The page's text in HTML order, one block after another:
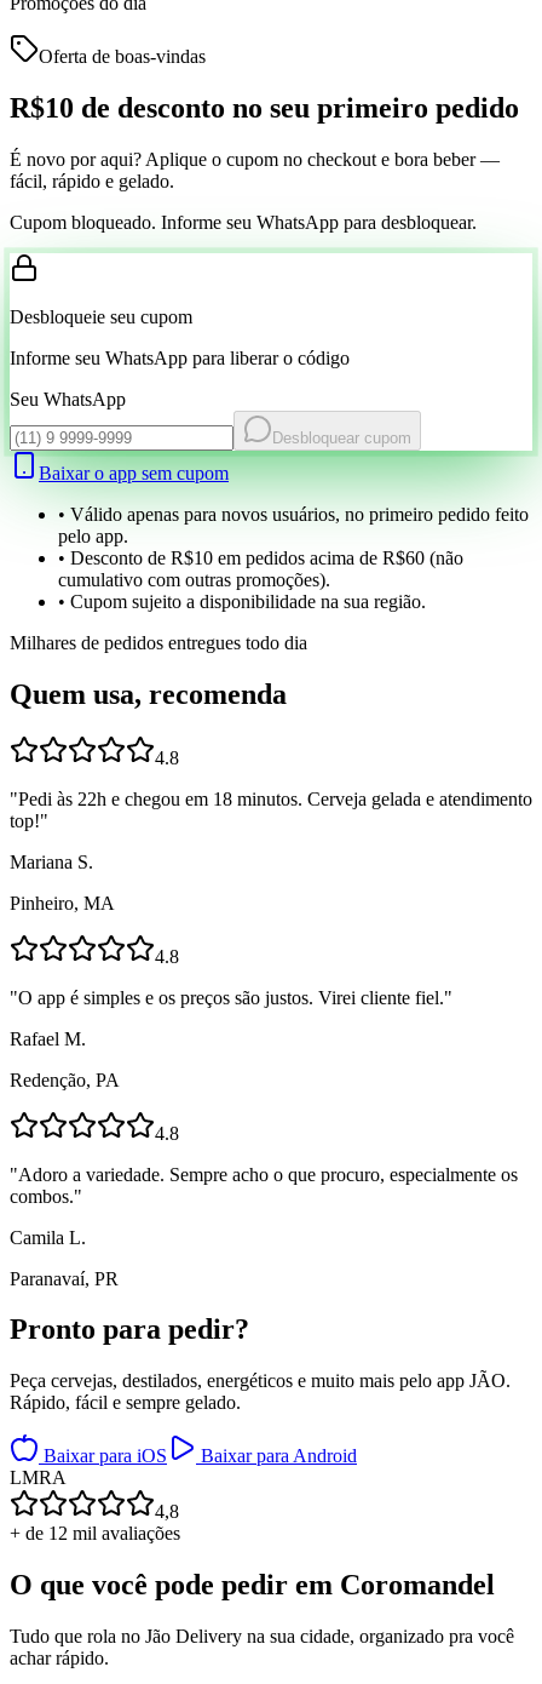
Oferta de boas-vindas
R$10 de desconto no seu primeiro pedido
É novo por aqui? Aplique o cupom no checkout e bora beber —
fácil, rápido e gelado.
Cupom bloqueado. Informe seu WhatsApp para desbloquear.
Desbloqueie seu cupom
Informe seu WhatsApp para liberar o código
Seu WhatsApp
Desbloquear cupom
Baixar o app sem cupom
• Válido apenas para novos usuários, no primeiro pedido feito
pelo app.
• Desconto de R$10 em pedidos acima de R$60 (não
cumulativo com outras promoções).
• Cupom sujeito a disponibilidade na sua região.
Milhares de pedidos entregues todo dia
Quem usa, recomenda
4.8
"Pedi às 22h e chegou em 18 minutos. Cerveja gelada e atendimento
top!"
Mariana S.
Pinheiro, MA
4.8
"O app é simples e os preços são justos. Virei cliente fiel."
Rafael M.
Redenção, PA
4.8
"Adoro a variedade. Sempre acho o que procuro, especialmente os
combos."
Camila L.
Paranavaí, PR
Pronto para pedir?
Peça cervejas, destilados, energéticos e muito mais pelo app JÃO.
Rápido, fácil e sempre gelado.
Baixar para iOS
Baixar para Android
LMRA
4,8
+ de 12 mil avaliações
O que você pode pedir em Coromandel
Tudo que rola no Jão Delivery na sua cidade, organizado pra você
achar rápido.